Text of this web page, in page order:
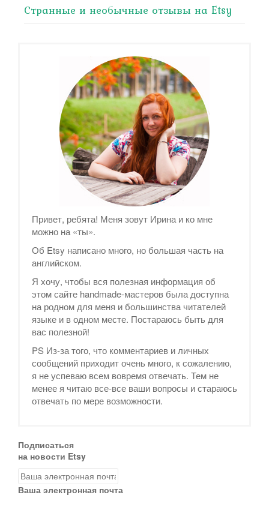
Странные и необычные отзывы на Etsy
Привет, ребята! Меня зовут Ирина и ко мне
можно на «ты».
Об Etsy написано много, но большая часть на
английском.
Я хочу, чтобы вся полезная информация об
этом сайте handmade-мастеров была доступна
на родном для меня и большинства читателей
языке и в одном месте. Постараюсь быть для
вас полезной!
PS Из-за того, что комментариев и личных
сообщений приходит очень много, к сожалению,
я не успеваю всем вовремя отвечать. Тем не
менее я читаю все-все ваши вопросы и стараюсь
отвечать по мере возможности.
Подписаться
на новости Etsy
Ваша электронная почта